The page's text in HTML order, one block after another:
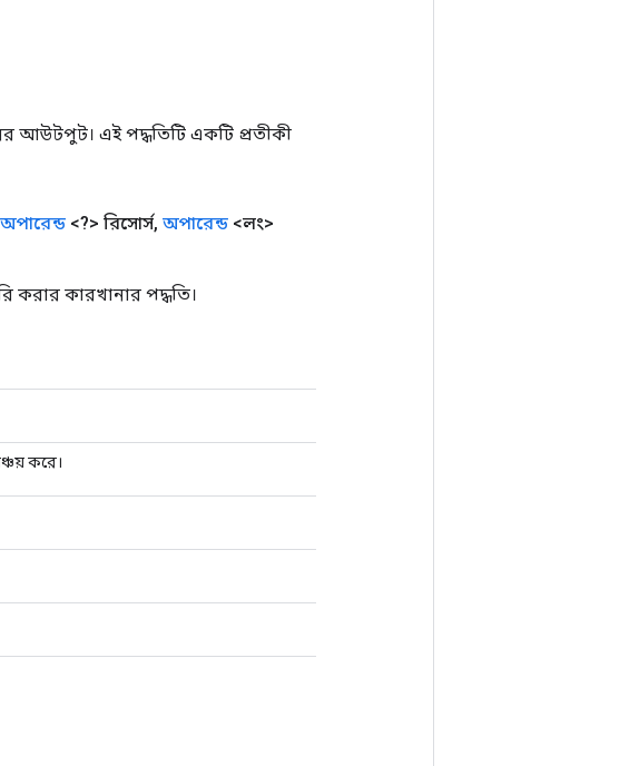
আউটপুট। এই পদ্ধতিটি একটি প্রতীকী
অপারেন্ড <?> রিসোর্স, অপারেন্ড <লং>
কারখানার পদ্ধতি।
করে।